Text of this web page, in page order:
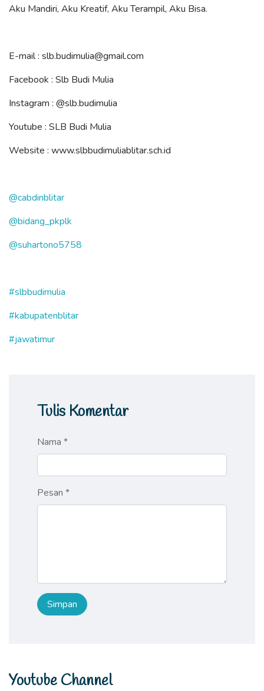
Aku Mandiri, Aku Kreatif, Aku Terampil, Aku Bisa.
E-mail : slb.budimulia@gmail.com
Facebook : Slb Budi Mulia
Instagram : @slb.budimulia
Youtube : SLB Budi Mulia
Website : www.slbbudimuliablitar.sch.id
@cabdinblitar
@bidang_pkplk
@suhartono5758
#slbbudimulia
#kabupatenblitar
#jawatimur
Tulis Komentar
Nama *
Pesan *
Youtube Channel